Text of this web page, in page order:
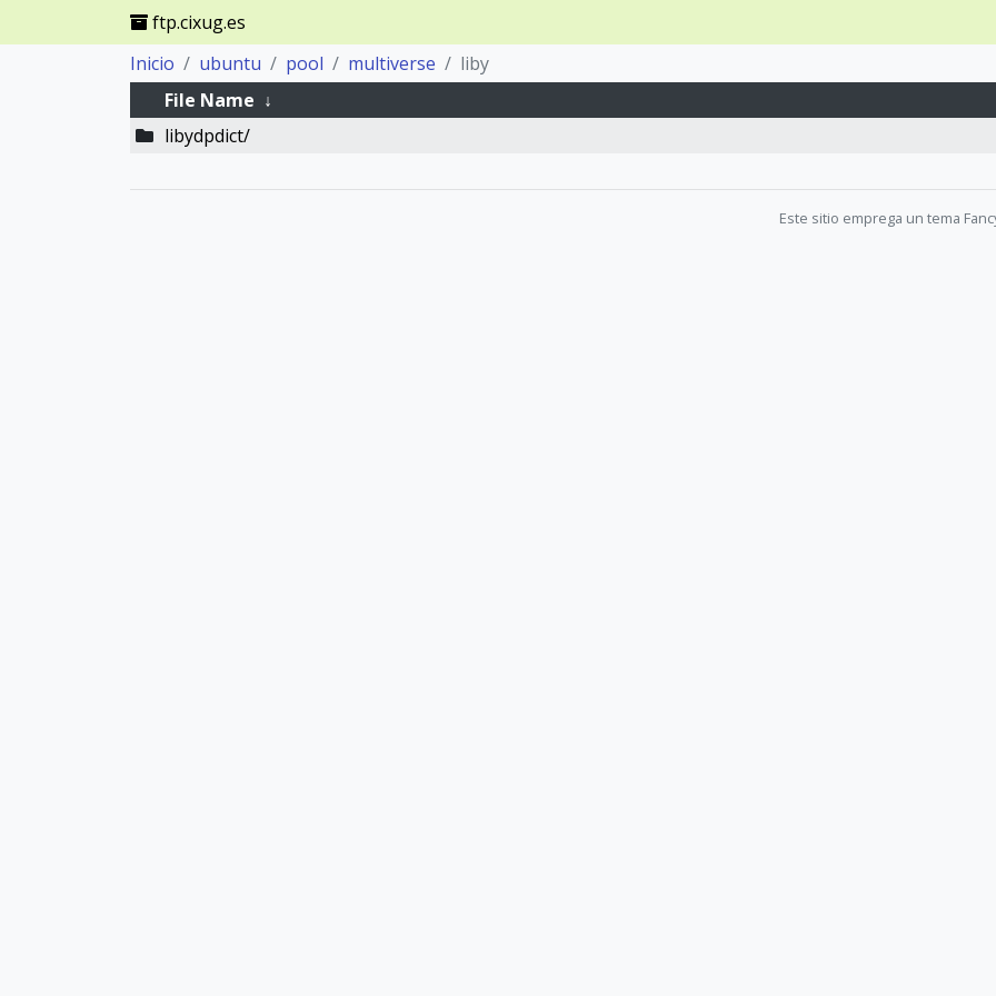
ftp.cixug.es
Inicio
ubuntu pool multiverse
liby
File Name ↓
libydpdict/
Este sitio emprega un tema